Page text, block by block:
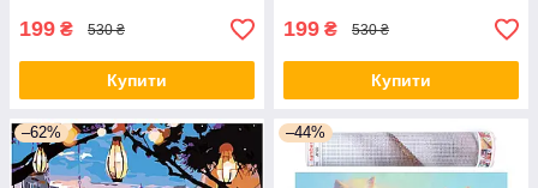
199 ₴ 530 ₴
Купити
199 ₴ 530 ₴
Купити
–62% –44%